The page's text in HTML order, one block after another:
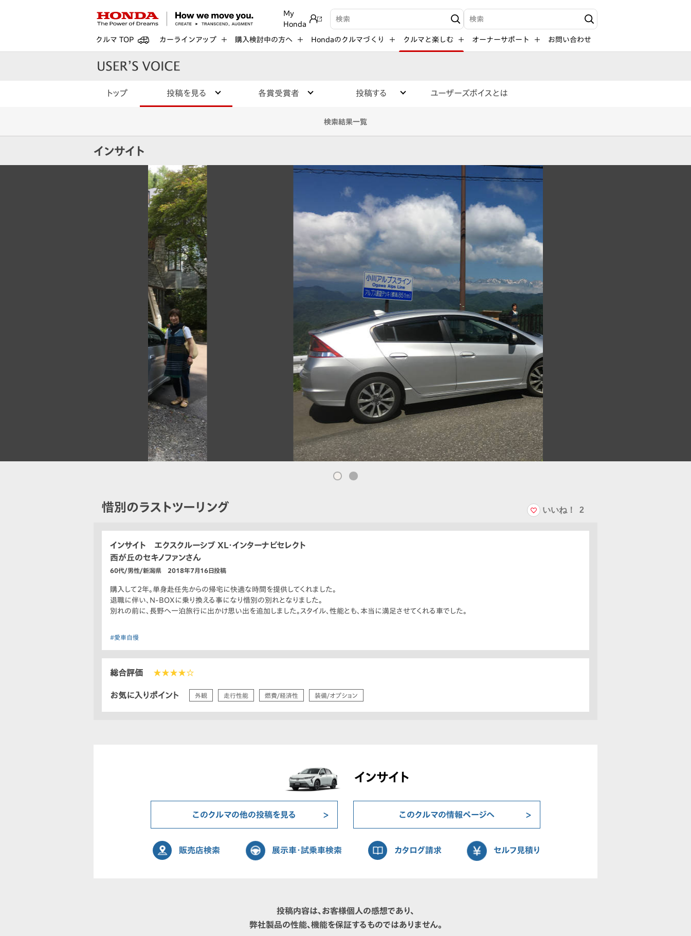
My
Honda
検索キーワード入力 検索キーワード入力
クルマ TOP カーラインアップ 購入検討中の方へ Hondaのクルマづくり クルマと楽しむ オーナーサポート お問い合わせ
トップ 投稿を見る 各賞受賞者 投稿する ユーザーズボイスとは
検索結果一覧
インサイト
惜別のラストツーリング いいね！ 2
インサイト エクスクルーシブ XL・インターナビセレクト
西が丘のセキノファンさん
60代/男性/新潟県 2018年7月16日投稿
購入して2年。単身赴任先からの帰宅に快適な時間を提供してくれました。
退職に伴い、N-BOXに乗り換える事になり惜別の別れとなりました。
別れの前に、長野へ一泊旅行に出かけ思い出を追加しました。スタイル、性能とも、本当に満足させてくれる車でした。
#愛車自慢
総合評価 ★★★★☆
お気に入りポイント 外観 走行性能 燃費/経済性 装備/オプション
インサイト
このクルマの他の投稿を見る このクルマの情報ページへ
販売店検索 展示車・試乗車検索 カタログ請求 セルフ見積り
投稿内容は、お客様個人の感想であり、
弊社製品の性能、機能を保証するものではありません。